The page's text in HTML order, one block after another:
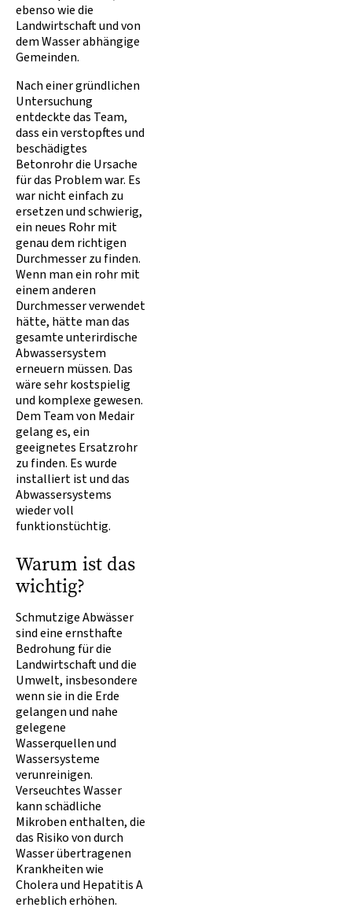
ebenso wie die
Landwirtschaft und von
dem Wasser abhängige
Gemeinden.
Nach einer gründlichen
Untersuchung
entdeckte das Team,
dass ein verstopftes und
beschädigtes
Betonrohr die Ursache
für das Problem war. Es
war nicht einfach zu
ersetzen und schwierig,
ein neues Rohr mit
genau dem richtigen
Durchmesser zu finden.
Wenn man ein rohr mit
einem anderen
Durchmesser verwendet
hätte, hätte man das
gesamte unterirdische
Abwassersystem
erneuern müssen. Das
wäre sehr kostspielig
und komplexe gewesen.
Dem Team von Medair
gelang es, ein
geeignetes Ersatzrohr
zu finden. Es wurde
installiert ist und das
Abwassersystems
wieder voll
funktionstüchtig.
Warum ist das
wichtig?
Schmutzige Abwässer
sind eine ernsthafte
Bedrohung für die
Landwirtschaft und die
Umwelt, insbesondere
wenn sie in die Erde
gelangen und nahe
gelegene
Wasserquellen und
Wassersysteme
verunreinigen.
Verseuchtes Wasser
kann schädliche
Mikroben enthalten, die
das Risiko von durch
Wasser übertragenen
Krankheiten wie
Cholera und Hepatitis A
erheblich erhöhen.